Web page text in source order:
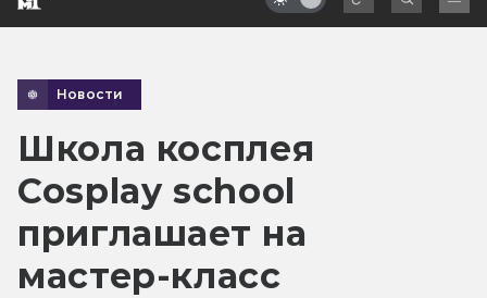
Новости
Школа косплея
Cosplay school
приглашает на
мастер-класс